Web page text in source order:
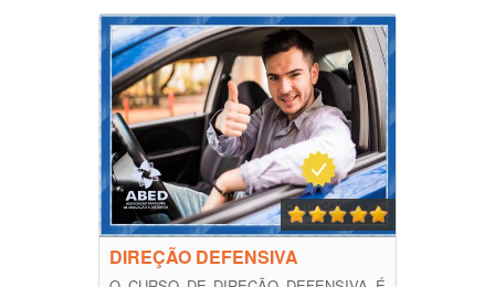
DIREÇÃO DEFENSIVA